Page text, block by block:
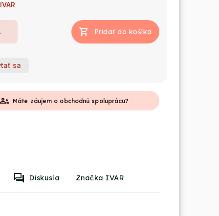
IVAR
Pridať do košíka
sa
Máte záujem o obchodnú spoluprácu?
Diskusia Značka IVAR